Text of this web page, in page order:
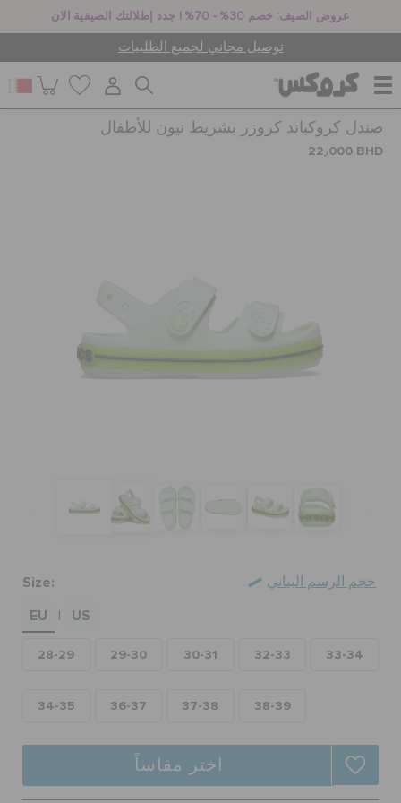
عروض الصيف: خصم 30% - 70% | جدد إطلالتك الصيفية الان
توصيل مجاني لجميع الطلبيات
للنساء
جيبيتز تشارمز
تسجيل الدخول / اشتراك
حالة الطلبية
صندل كروكباند كروزر بشريط نيون للأطفال
22٫000 BHD
Size:
EU
| US
28-29 29-30 30-31 32-33 33-34
34-35 36-37 37-38 38-39
حجم الرسم البياني
اختر مقاساً